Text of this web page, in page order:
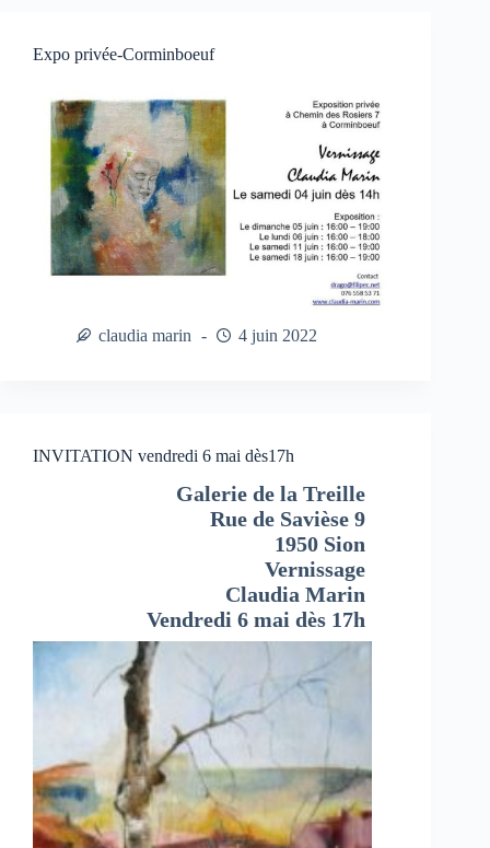
Expo privée-Corminboeuf
claudia marin 4 juin 2022
INVITATION vendredi 6 mai dès17h
Galerie de la Treille
Rue de Savièse 9
1950 Sion
Vernissage
Claudia Marin
Vendredi 6 mai dès 17h